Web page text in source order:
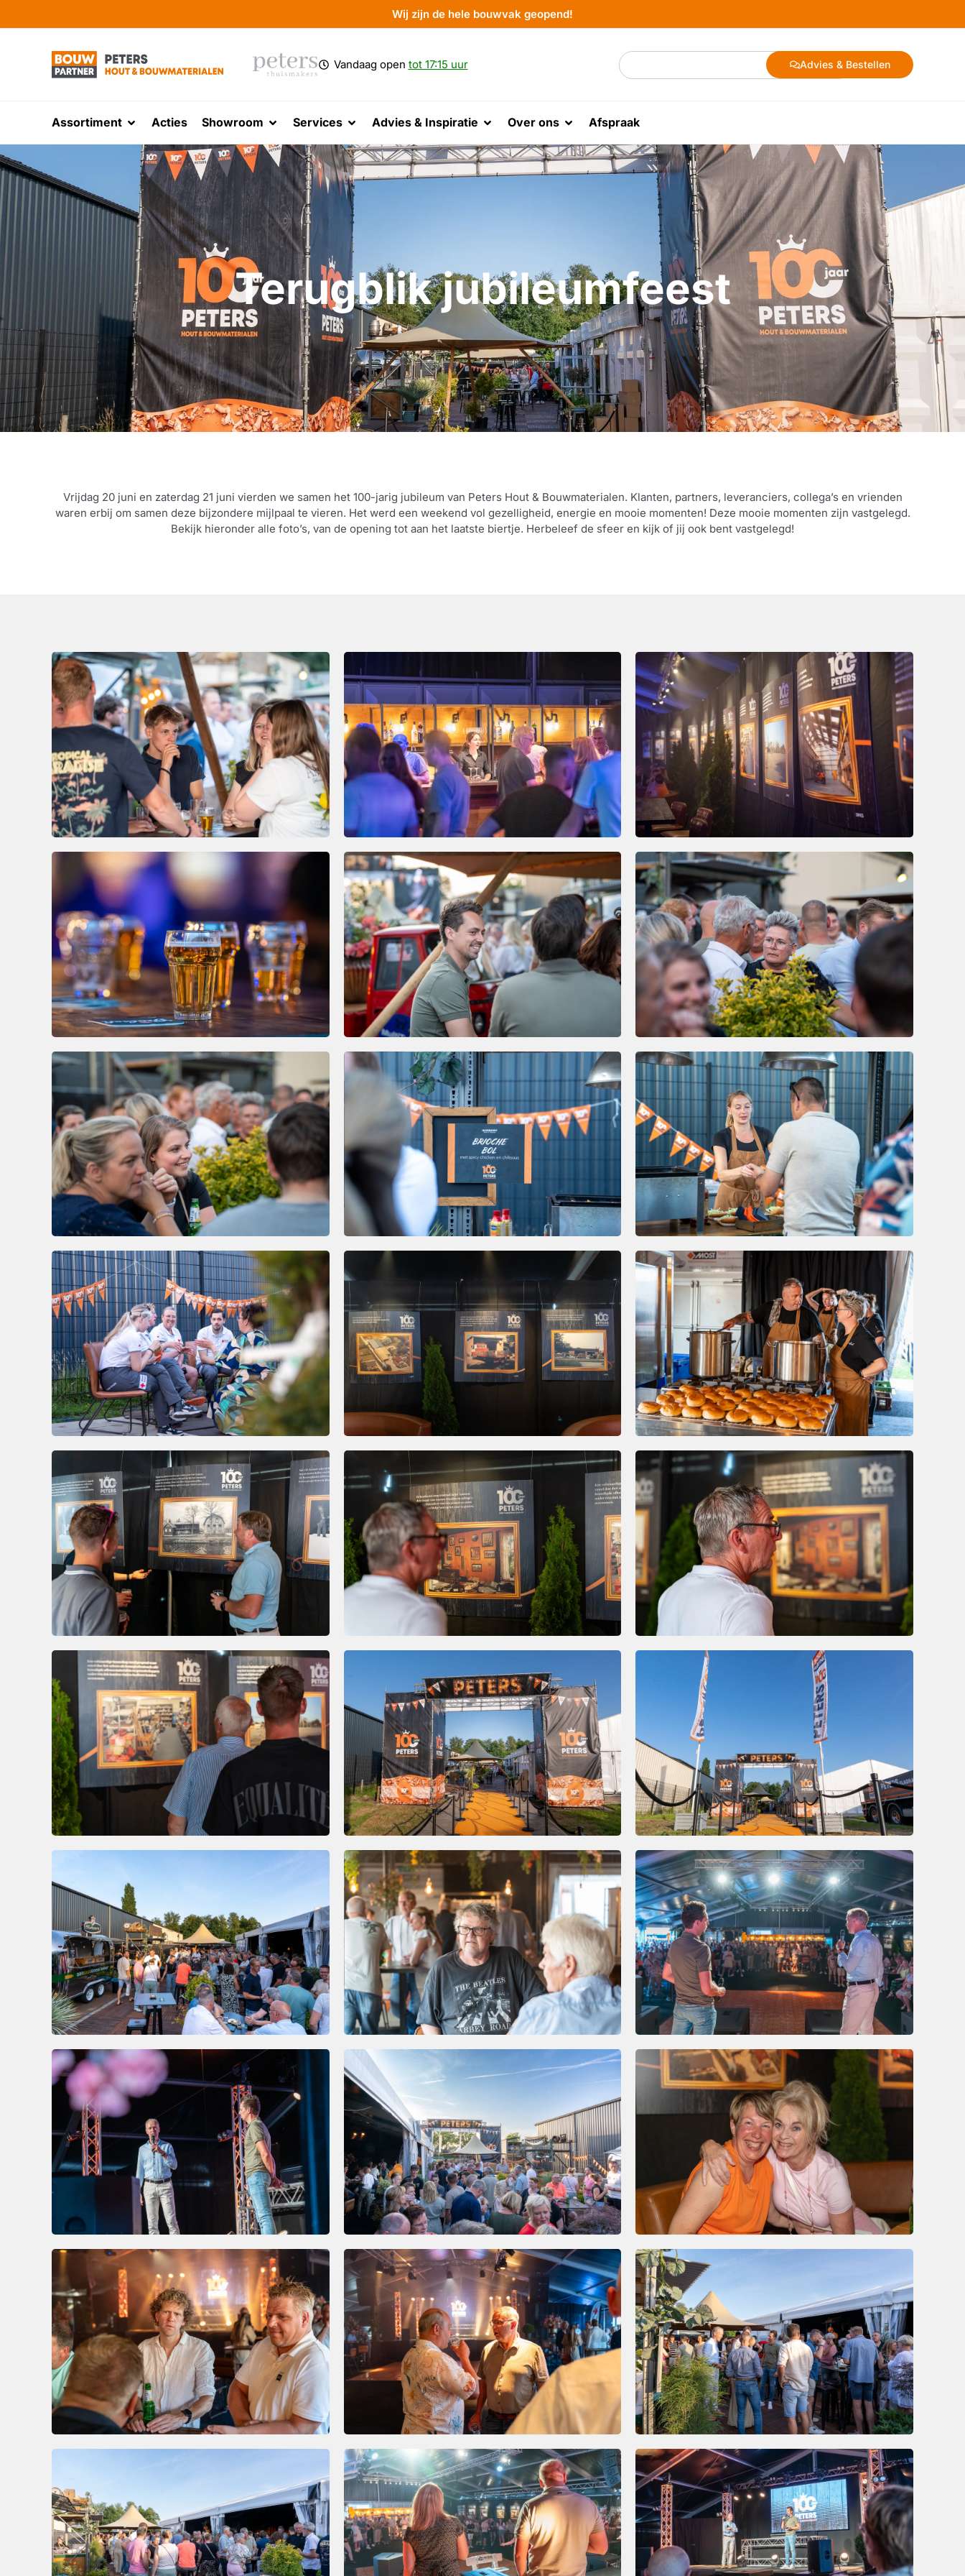
Wij zijn de hele bouwvak geopend!
Vandaag open tot 17:15 uur Advies & Bestellen
Assortiment Acties Showroom Services Advies & Inspiratie Over ons Afspraak
Terugblik jubileumfeest
Vrijdag 20 juni en zaterdag 21 juni vierden we samen het 100-jarig jubileum van Peters Hout & Bouwmaterialen. Klanten, partners, leveranciers, collega’s en vrienden
waren erbij om samen deze bijzondere mijlpaal te vieren. Het werd een weekend vol gezelligheid, energie en mooie momenten! Deze mooie momenten zijn vastgelegd.
Bekijk hieronder alle foto’s, van de opening tot aan het laatste biertje. Herbeleef de sfeer en kijk of jij ook bent vastgelegd!